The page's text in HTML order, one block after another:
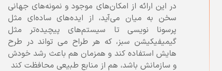
در این ارائه از امكان‌هاى موجود و نمونه‌های جهانی
سخن به میان می‌‌آید، از ایده‌های ساده‌ای مثل
پرسونا نويسى تا سیستم‌های پیچیده‌تر مثل
گیمیفیکیشن سبز، كه هر طراح مى تواند در طرح
هايش استفاده كند و همزمان هم باعث رشد خودش